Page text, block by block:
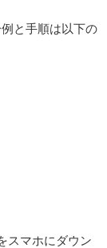
と手順は以下の
スマホにダウン